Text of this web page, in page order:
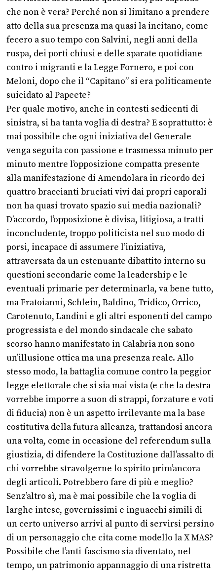
che non è vera? Perché non si limitano a prendere
atto della sua presenza ma quasi la incitano, come
fecero a suo tempo con Salvini, negli anni della
ruspa, dei porti chiusi e delle sparate quotidiane
contro i migranti e la Legge Fornero, e poi con
Meloni, dopo che il “Capitano” si era politicamente
suicidato al Papeete?
Per quale motivo, anche in contesti sedicenti di
sinistra, si ha tanta voglia di destra? E soprattutto: è
mai possibile che ogni iniziativa del Generale
venga seguita con passione e trasmessa minuto per
minuto mentre l’opposizione compatta presente
alla manifestazione di Amendolara in ricordo dei
quattro braccianti bruciati vivi dai propri caporali
non ha quasi trovato spazio sui media nazionali?
D’accordo, l’opposizione è divisa, litigiosa, a tratti
inconcludente, troppo politicista nel suo modo di
porsi, incapace di assumere l’iniziativa,
attraversata da un estenuante dibattito interno su
questioni secondarie come la leadership e le
eventuali primarie per determinarla, va bene tutto,
ma Fratoianni, Schlein, Baldino, Tridico, Orrico,
Carotenuto, Landini e gli altri esponenti del campo
progressista e del mondo sindacale che sabato
scorso hanno manifestato in Calabria non sono
un’illusione ottica ma una presenza reale. Allo
stesso modo, la battaglia comune contro la peggior
legge elettorale che si sia mai vista (e che la destra
vorrebbe imporre a suon di strappi, forzature e voti
di fiducia) non è un aspetto irrilevante ma la base
costitutiva della futura alleanza, trattandosi ancora
una volta, come in occasione del referendum sulla
giustizia, di difendere la Costituzione dall’assalto di
chi vorrebbe stravolgerne lo spirito prim’ancora
degli articoli. Potrebbero fare di più e meglio?
Senz’altro sì, ma è mai possibile che la voglia di
larghe intese, governissimi e inguacchi simili di
un certo universo arrivi al punto di servirsi persino
di un personaggio che cita come modello la X MAS?
Possibile che l’anti-fascismo sia diventato, nel
tempo, un patrimonio appannaggio di una ristretta